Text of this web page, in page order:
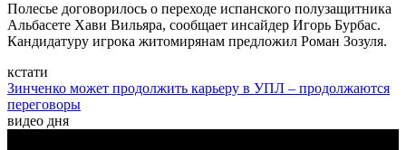
Полесье договорилось о переходе испанского полузащитника
Альбасете Хави Вильяра, сообщает инсайдер Игорь Бурбас.
Кандидатуру игрока житомирянам предложил Роман Зозуля.
кстати
Зинченко может продолжить карьеру в УПЛ – продолжаются
переговоры
видео дня